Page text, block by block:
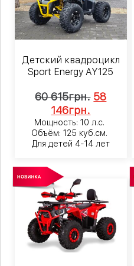
Детский квадроцикл
Sport Energy AY125
60 615грн. 58
146грн.
Мощность: 10 л.с.
Объём: 125 куб.см.
Для детей 4-14 лет